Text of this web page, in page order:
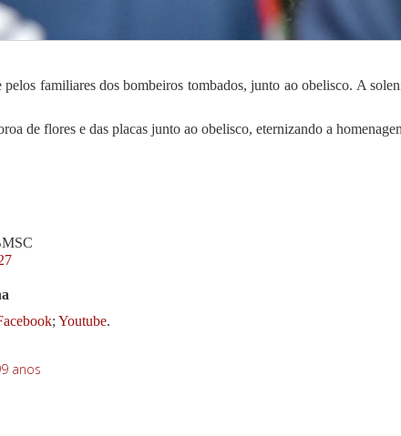
familiares dos bombeiros tombados, junto ao obelisco. A
de flores e das placas junto ao obelisco, eternizando a
; Youtube.
anos